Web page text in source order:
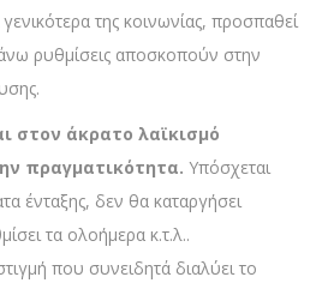
της κοινωνίας, προσπαθεί
ρυθμίσεις αποσκοπούν στην
στον άκρατο λαϊκισμό
πραγματικότητα. Υπόσχεται
ένταξης, δεν θα καταργήσει
τα ολοήμερα κ.τ.λ..
που συνειδητά διαλύει το